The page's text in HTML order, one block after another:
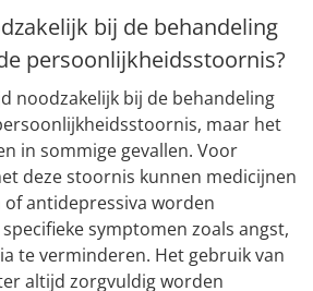
bij de behandeling
persoonlijkheidsstoornis?
noodzakelijk bij de behandeling
maar het
in sommige gevallen. Voor
deze stoornis kunnen medicijnen
antidepressiva worden
symptomen zoals angst,
te verminderen. Het gebruik van
altijd zorgvuldig worden